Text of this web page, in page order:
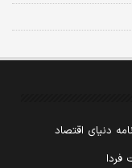
دنیای اقتصاد
فردا